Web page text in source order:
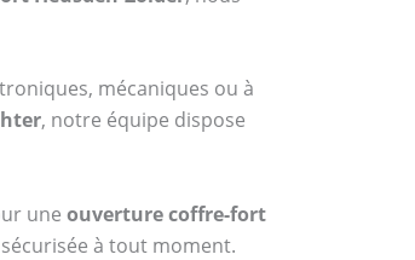
mécaniques ou à
, notre équipe dispose
une ouverture coffre-fort
à tout moment.